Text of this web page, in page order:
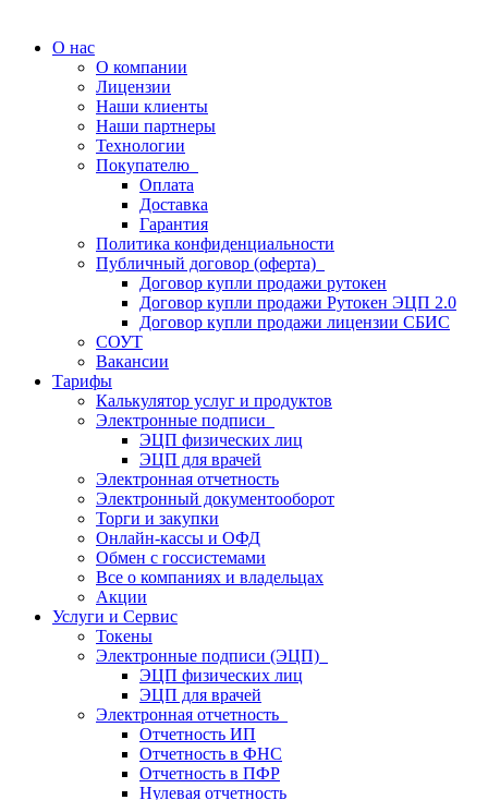
О нас
О компании
Лицензии
Наши клиенты
Наши партнеры
Технологии
Покупателю
Оплата
Доставка
Гарантия
Политика конфиденциальности
Публичный договор (оферта)
Договор купли продажи рутокен
Договор купли продажи Рутокен ЭЦП 2.0
Договор купли продажи лицензии СБИС
СОУТ
Вакансии
Тарифы
Калькулятор услуг и продуктов
Электронные подписи
ЭЦП физических лиц
ЭЦП для врачей
Электронная отчетность
Электронный документооборот
Торги и закупки
Онлайн-кассы и ОФД
Обмен с госсистемами
Все о компаниях и владельцах
Акции
Услуги и Сервис
Токены
Электронные подписи (ЭЦП)
ЭЦП физических лиц
ЭЦП для врачей
Электронная отчетность
Отчетность ИП
Отчетность в ФНС
Отчетность в ПФР
Нулевая отчетность